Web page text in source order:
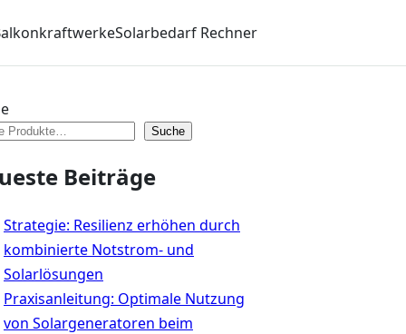
Solarbedarf Rechner
Suche
Beiträge
Strategie: Resilienz erhöhen durch
kombinierte Notstrom- und
Solarlösungen
Praxisanleitung: Optimale Nutzung
von Solargeneratoren beim